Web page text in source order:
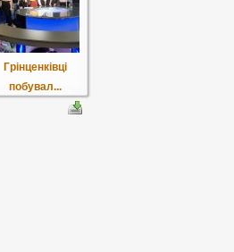
Грінценківці
побувал...